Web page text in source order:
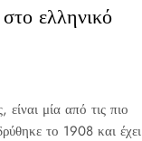
ελληνικό
μία από τις πιο
το 1908 και έχει